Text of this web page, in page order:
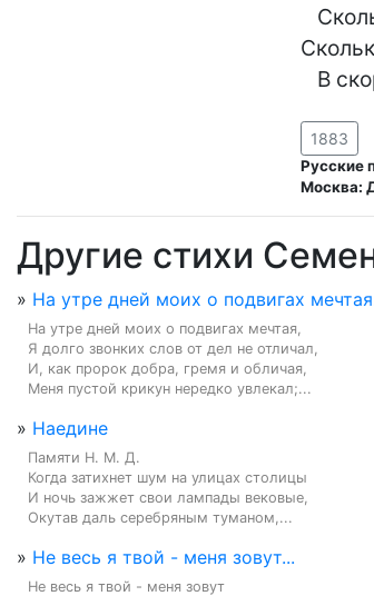
В
1883
Русские
Москва:
Другие стихи
» На утре дней моих о подвигах
На утре дней моих о подвигах мечтая,
Я долго звонких слов от дел не отличал,
И, как пророк добра, гремя и обличая,
Меня пустой крикун нередко увлекал;...
» Наедине
Памяти Н. М. Д.
Когда затихнет шум на улицах столицы
И ночь зажжет свои лампады вековые,
Окутав даль серебряным туманом,...
» Не весь я твой - меня зовут...
Не весь я твой - меня зовут